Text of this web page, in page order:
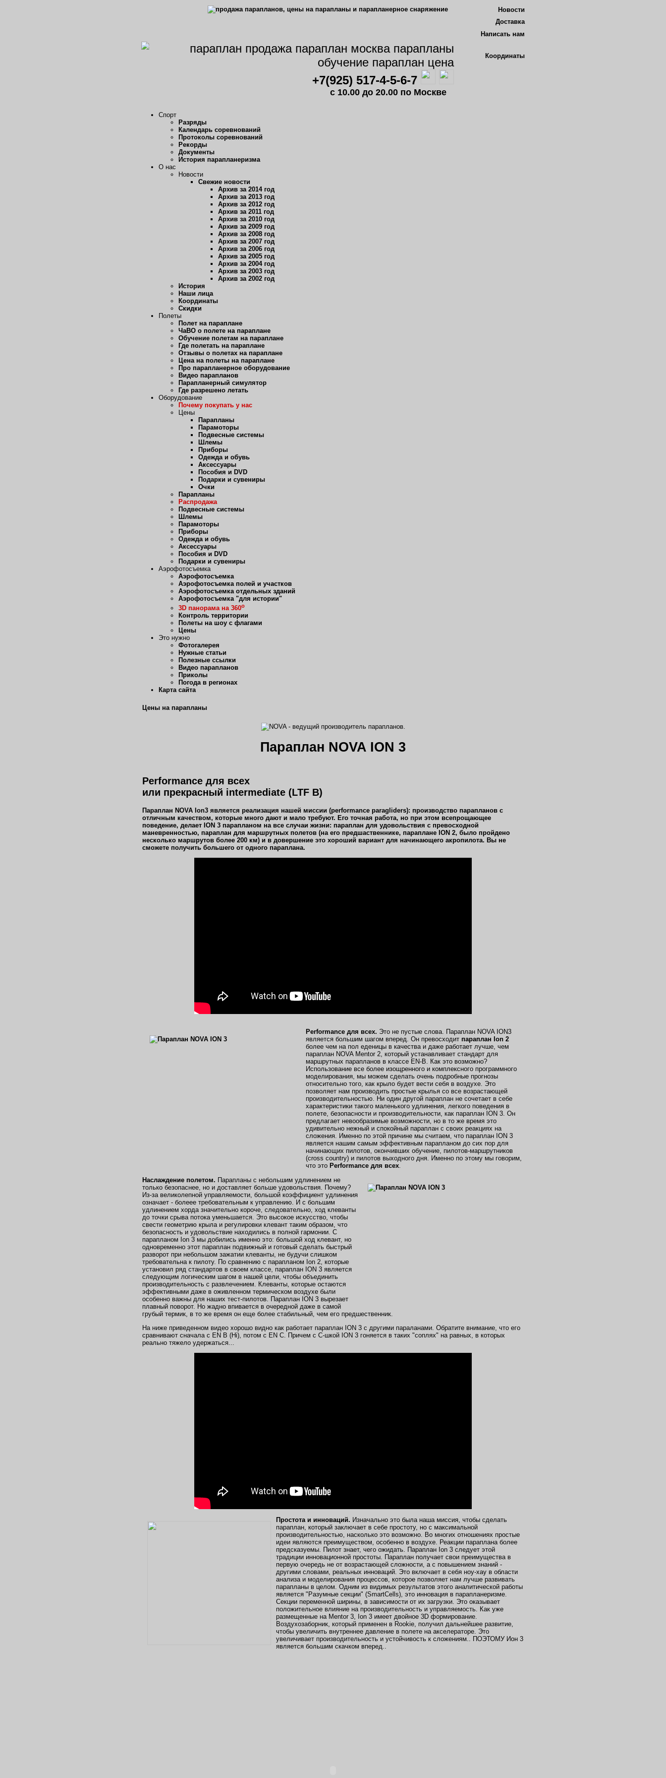
Новости
Доставка
Написать нам
+7(925) 517-4-5-6-7
c 10.00 до 20.00 по Москве
Координаты
Спорт
Разряды
Календарь соревнований
Протоколы соревнований
Рекорды
Документы
История парапланеризма
О нас
Новости
Свежие новости
Архив за 2014 год
Архив за 2013 год
Архив за 2012 год
Архив за 2011 год
Архив за 2010 год
Архив за 2009 год
Архив за 2008 год
Архив за 2007 год
Архив за 2006 год
Архив за 2005 год
Архив за 2004 год
Архив за 2003 год
Архив за 2002 год
История
Наши лица
Координаты
Скидки
Полеты
Полет на параплане
ЧаВО о полете на параплане
Обучение полетам на параплане
Где полетать на параплане
Отзывы о полетах на параплане
Цена на полеты на параплане
Про парапланерное оборудование
Видео парапланов
Парапланерный симулятор
Где разрешено летать
Оборудование
Почему покупать у нас
Цены
Парапланы
Парамоторы
Подвесные системы
Шлемы
Приборы
Одежда и обувь
Аксессуары
Пособия и DVD
Подарки и сувениры
Очки
Парапланы
Распродажа
Подвесные системы
Шлемы
Парамоторы
Приборы
Одежда и обувь
Аксессуары
Пособия и DVD
Подарки и сувениры
Аэрофотосъемка
Аэрофотосъемка
Аэрофотосъемка полей и участков
Аэрофотосъемка отдельных зданий
Аэрофотосъемка "для истории"
3D панорама на 360о
Контроль территории
Полеты на шоу с флагами
Цены
Это нужно
Фотогалерея
Нужные статьи
Полезные ссылки
Видео парапланов
Приколы
Погода в регионах
Карта сайта
Цены на парапланы
Параплан NOVA ION 3
Performance для всех
или прекрасный intermediate (LTF B)
Параплан NOVA Ion3 является реализация нашей миссии (performance paragliders): производство парапланов с
отличным качеством, которые много дают и мало требуют. Его точная работа, но при этом всепрощающее
поведение, делает ION 3 парапланом на все случаи жизни: параплан для удовольствия с превосходной
маневренностью, параплан для маршрутных полетов (на его предшаственнике, параплане ION 2, было пройдено
несколько маршрутов более 200 км) и в довершение это хороший вариант для начинающего акропилота. Вы не
сможете получить большего от одного параплана.
Performance для всех. Это не пустые слова. Параплан NOVA ION3
является большим шагом вперед. Он превосходит параплан Ion 2
более чем на пол еденицы в качества и даже работает лучше, чем
параплан NOVA Mentor 2, который устанавливает стандарт для
маршрутных парапланов в классе EN-B. Как это возможно?
Использование все более изощренного и комплексного программного
моделирования, мы можем сделать очень подробные прогнозы
относительно того, как крыло будет вести себя в воздухе. Это
позволяет нам производить простые крылья со все возрастающей
производительностью. Ни один другой параплан не сочетает в себе
характеристики такого маленького удлинения, легкого поведения в
полете, безопасности и производительности, как параплан ION 3. Он
предлагает невообразимые возможности, но в то же время это
удивительно нежный и спокойный параплан с своих реакциях на
сложения. Именно по этой причине мы считаем, что параплан ION 3
является нашим самым эффективным парапланом до сих пор для
начинающих пилотов, окончивших обучение, пилотов-маршрутников
(cross country) и пилотов выходного дня. Именно по этому мы говорим,
что это Performance для всех.
Наслаждение полетом. Парапланы с небольшим удлинением не
только безопаснее, но и доставляет больше удовольствия. Почему?
Из-за великолепной управляемости, большой коэффициент удлинения
означает - болеее требовательным к управлению. И с большим
удлинением хорда значительно короче, следовательно, ход клеванты
до точки срыва потока уменьшается. Это высокое искусство, чтобы
свести геометрию крыла и регулировки клевант таким образом, что
безопасность и удовольствие находились в полной гармонии. С
парапланом Ion 3 мы добились именно это: большой ход клевант, но
одновременно этот параплан подвижный и готовый сделать быстрый
разворот при небольшом зажатии клеванты, не будучи слишком
требовательна к пилоту. По сравнению с парапланом Ion 2, которые
установил ряд стандартов в своем классе, параплан ION 3 является
следующим логическим шагом в нашей цели, чтобы объединить
производительность с развлечением. Клеванты, которые остаются
эффективными даже в оживленном термическом воздухе были
особенно важны для наших тест-пилотов. Параплан ION 3 вырезает
плавный поворот. Но жадно впивается в очередной даже в самой
грубый термик, в то же время он еще более стабильный, чем его предшественник.
На ниже приведенном видео хорошо видно как работает параплан ION 3 c другими параланами. Обратите внимание, что его
сравнивают сначала с EN B (Hi), потом с EN C. Причем с С-шкой ION 3 гоняется в таких "соплях" на равных, в которых
реально тяжело удержаться...
Простота и инноваций. Изначально это была наша миссия, чтобы сделать
параплан, который заключает в себе простоту, но с максимальной
производительностью, насколько это возможно. Во многих отношениях простые
идеи являются преимуществом, особенно в воздухе. Реакции параплана более
предсказуемы. Пилот знает, чего ожидать. Параплан Ion 3 следует этой
традиции инновационной простоты. Параплан получает свои преимущества в
первую очередь не от возрастающей сложности, а с повышением знаний -
другими словами, реальных инноваций. Это включает в себя ноу-хау в области
анализа и моделирования процессов, которое позволяет нам лучше развивать
парапланы в целом. Одним из видимых результатов этого аналитической работы
является "Разумные секции" (SmartCells), это инновация в парапланеризме.
Секции переменной ширины, в зависимости от их загрузки. Это оказывает
положительное влияние на производительность и управляемость. Как уже
размещенные на Mentor 3, Ion 3 имеет двойное 3D формирование.
Воздухозаборник, который применен в Rookie, получил дальнейшее развитие,
чтобы увеличить внутреннее давление в полете на акселераторе. Это
увеличивает производительность и устойчивость к сложениям.. ПОЭТОМУ Ион 3
является большим скачком вперед..